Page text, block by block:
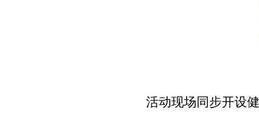
活动现场同步开设健